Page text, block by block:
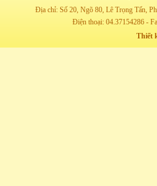
Địa chỉ: Số 20, Ngõ 80, Lê Trọng Tấn,
Điện thoại: 04.37154286 -
Thiết